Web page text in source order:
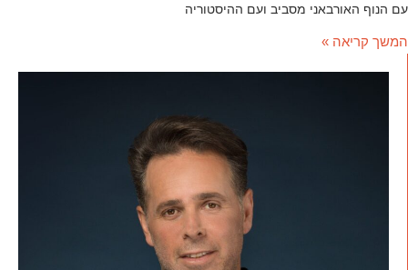
עם הנוף האורבאני מסביב ועם ההיסטוריה
המשך קריאה »